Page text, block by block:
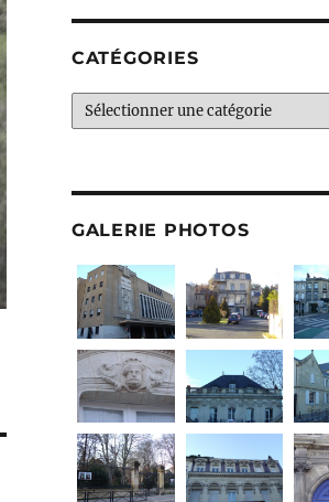
CATÉGORIES
Catégories
GALERIE PHOTOS